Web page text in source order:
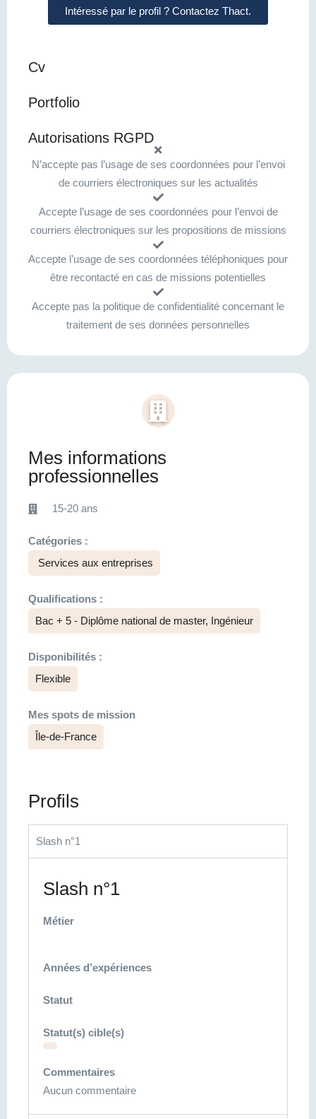
Intéressé par le profil ? Contactez Thact.
Cv
Portfolio
Autorisations RGPD
N’accepte pas l’usage de ses coordonnées pour l’envoi
de courriers électroniques sur les actualités
Accepte l’usage de ses coordonnées pour l’envoi de
courriers électroniques sur les propositions de missions
Accepte l’usage de ses coordonnées téléphoniques pour
être recontacté en cas de missions potentielles
Accepte pas la politique de confidentialité concernant le
traitement de ses données personnelles
Mes informations
professionnelles
15-20 ans
Catégories :
Services aux entreprises
Qualifications :
Bac + 5 - Diplôme national de master, Ingénieur
Disponibilités :
Flexible
Mes spots de mission
Île-de-France
Profils
Slash n°1
Slash n°1
Métier
Années d’expériences
Statut
Statut(s) cible(s)
Commentaires
Aucun commentaire